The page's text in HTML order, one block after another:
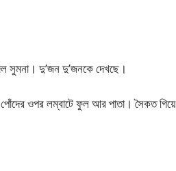
সুমনা। দু’জন দু’জনকে দেখছে।
ওপর লম্বাটে ফুল আর পাতা। সৈকত গিয়ে